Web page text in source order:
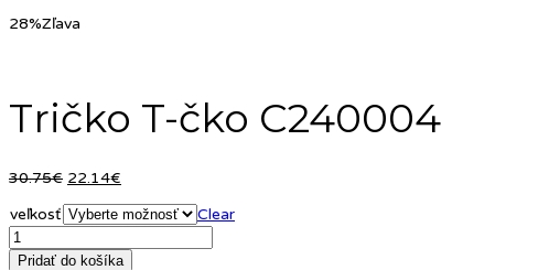
28%Zľava
Tričko T-čko C240004
30.75€ Pôvodná
bola:
30.75€.
22.14€
je:
22.14€.
veľkosť Clear
Pridať do košíka